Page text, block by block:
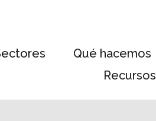
Qué hacemos
Recursos